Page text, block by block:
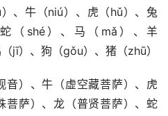
、牛（niú）、虎（hǔ）、兔
（shé）、马（mǎ）、羊
jī）、狗（gǒu）、猪（zhū）
音）、牛（虚空藏菩萨）、虎
菩萨）、龙（普贤菩萨）、蛇